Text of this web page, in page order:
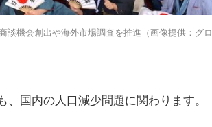
談機会創出や海外市場調査を推進（画像提供：グロ
国内の人口減少問題に関わります。